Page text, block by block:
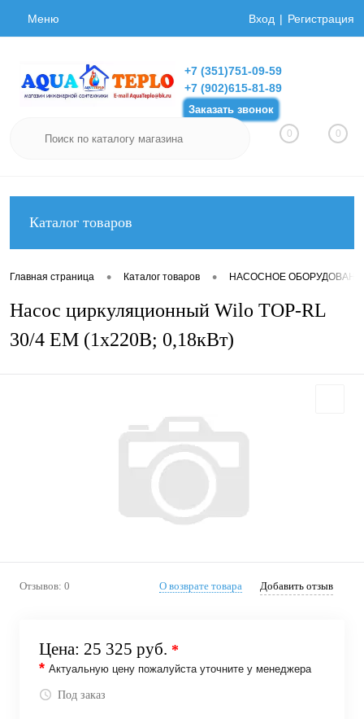
Меню Вход Регистрация
+7 (351)751-09-59
+7 (902)615-81-89
Заказать звонок
0 0
Каталог товаров
Главная страница • Каталог товаров • НАСОСНОЕ
Насос циркуляционный Wilo TOP-RL
30/4 EM (1х220В; 0,18кВт)
Отзывов: 0 О возврате товара Добавить отзыв
Цена: 25 325 руб. *
* Актуальную цену пожалуйста уточните у менеджера
Под заказ